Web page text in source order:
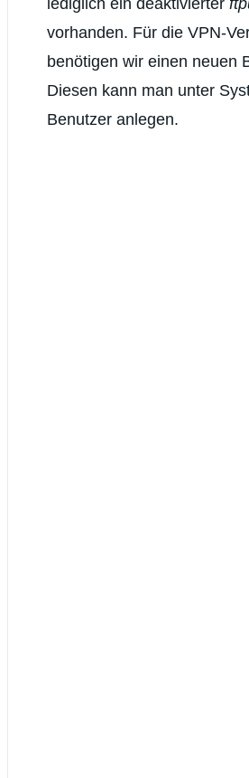
vorhanden. Für die VPN-
benötigen wir einen neuen
Diesen kann man unter
Benutzer anlegen.